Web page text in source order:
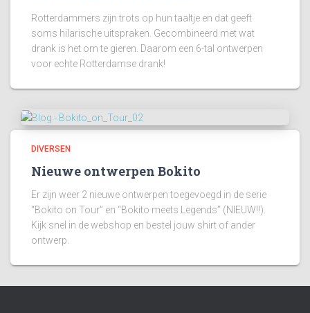
Rotterdammers zijn trots op hun taaltje en dat geeft
soms hilarische uitspraken. Gecombineerd met wat
drank is het om te gieren. Daarom een 6-tal ontwerpen
voor echte Rotterdamse drank!
DIVERSEN
Nieuwe ontwerpen Bokito
Er zijn weer 2 nieuwe ontwerpen toegevoegd in de serie
“Bokito on Tour” en “Bokito meets Legends” (NIEUW!!).
Kijk snel in de webshop en bestel jouw shirt of ander
ontwerp.